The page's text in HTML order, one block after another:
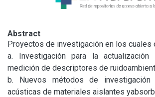
Abstract
Proyectos de investigación en los cuales
a. Investigación para la
medición de descriptores de
b. Nuevos métodos de investigación
acústicas de materiales aislantes